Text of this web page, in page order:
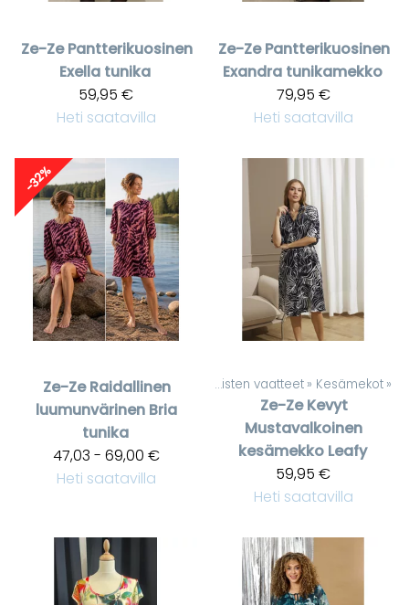
Ze-Ze Pantterikuosinen
Exella tunika
59,95 €
Heti saatavilla
Ze-Ze Pantterikuosinen
Exandra tunikamekko
79,95 €
Heti saatavilla
-32%
Ze-Ze Raidallinen
luumunvärinen Bria
tunika
47,03 - 69,00 €
Heti saatavilla
Tuotteet Naisten vaatteet ‪» Kesämekot ‪»
Ze-Ze Kevyt
Mustavalkoinen
kesämekko Leafy
59,95 €
Heti saatavilla